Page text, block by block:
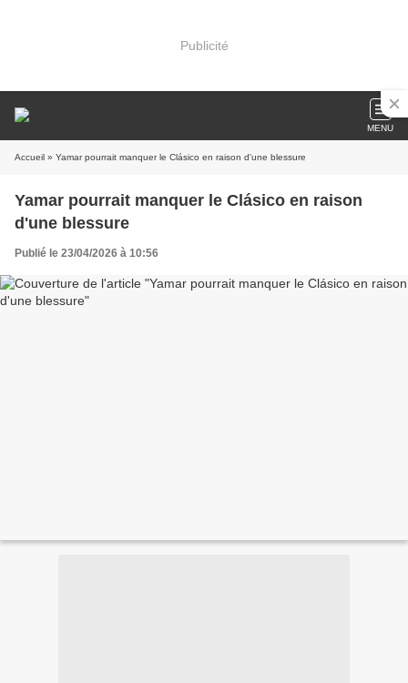
Publicité
MENU
Accueil » Yamar pourrait manquer le Clásico en raison d'une blessure
Yamar pourrait manquer le Clásico en raison
d'une blessure
Publié le 23/04/2026 à 10:56